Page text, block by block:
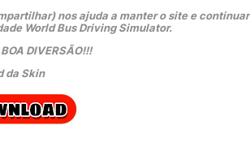
nos ajuda a manter o site e continuar
World Bus Driving Simulator.
DIVERSÃO!!!
da Skin